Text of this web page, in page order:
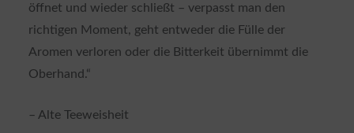
öffnet und wieder schließt – verpasst man den
richtigen Moment, geht entweder die Fülle der
Aromen verloren oder die Bitterkeit übernimmt die
Oberhand.“
– Alte Teeweisheit